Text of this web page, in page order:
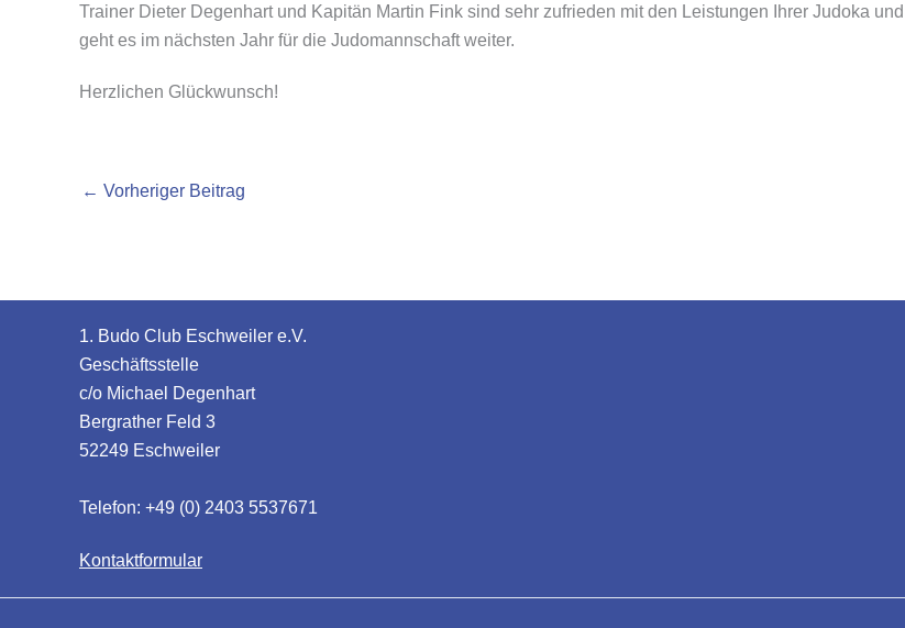
Trainer Dieter Degenhart und Kapitän Martin Fink sind sehr zufrieden mit den Leistungen Ihrer Judoka
geht es im nächsten Jahr für die Judomannschaft weiter.
Herzlichen Glückwunsch!
← Vorheriger Beitrag
1. Budo Club Eschweiler e.V.
Geschäftsstelle
c/o Michael Degenhart
Bergrather Feld 3
52249 Eschweiler
Telefon: +49 (0) 2403 5537671
Kontaktformular